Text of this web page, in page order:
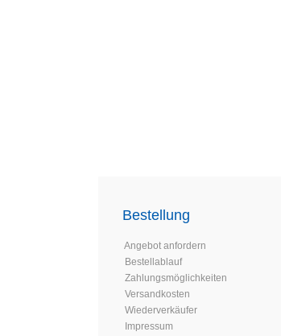
Bestellung
Angebot anfordern
Bestellablauf
Zahlungsmöglichkeiten
Versandkosten
Wiederverkäufer
Impressum